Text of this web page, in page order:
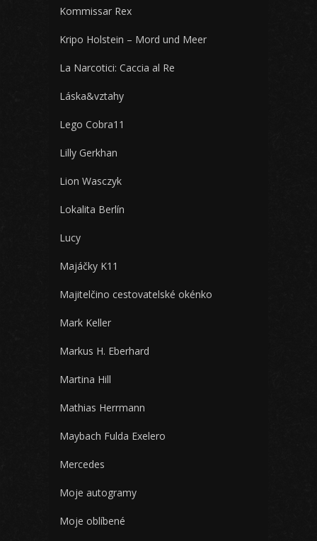
Kommissar Rex
Kripo Holstein – Mord und Meer
La Narcotici: Caccia al Re
Láska&vztahy
Lego Cobra11
Lilly Gerkhan
Lion Wasczyk
Lokalita Berlín
Lucy
Majáčky K11
Majitelčino cestovatelské okénko
Mark Keller
Markus H. Eberhard
Martina Hill
Mathias Herrmann
Maybach Fulda Exelero
Mercedes
Moje autogramy
Moje oblíbené